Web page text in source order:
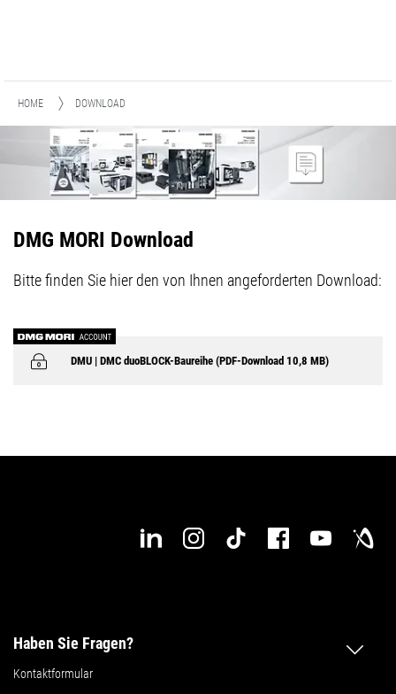
HOME DOWNLOAD
DMG MORI Download
Bitte finden Sie hier den von Ihnen angeforderten Download:
DMU | DMC duoBLOCK-Baureihe (PDF-Download 10,8 MB)
Haben Sie Fragen?
Kontaktformular